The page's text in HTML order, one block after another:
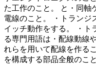
た工作のこと。 と・同軸
電線のこと。 ・トランジ
イッチ動作をする。 ・ト
る専門用語は・配線動線
れらを用いて配線を作る
を構成する部品全般のこ